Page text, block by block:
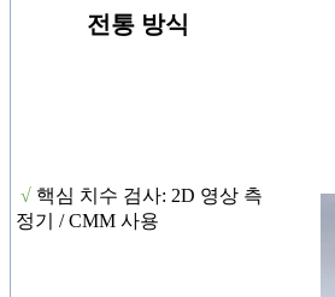
전통 방식
√ 핵심 치수 검사: 2D 영상 측
정기 / CMM 사용